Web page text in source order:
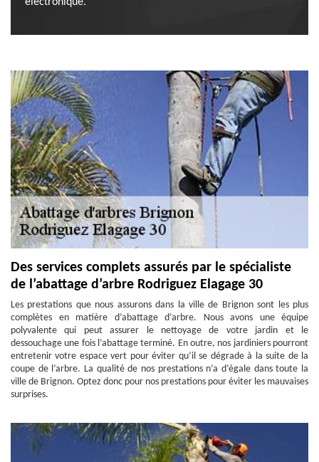
Des services complets assurés par le spécialiste
de l’abattage d’arbre Rodriguez Elagage 30
Les prestations que nous assurons dans la ville de Brignon sont les plus
complètes en matière d’abattage d’arbre. Nous avons une équipe
polyvalente qui peut assurer le nettoyage de votre jardin et le
dessouchage une fois l’abattage terminé. En outre, nos jardiniers pourront
entretenir votre espace vert pour éviter qu’il se dégrade à la suite de la
coupe de l’arbre. La qualité de nos prestations n’a d’égale dans toute la
ville de Brignon. Optez donc pour nos prestations pour éviter les mauvaises
surprises.